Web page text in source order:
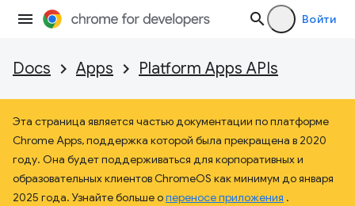
Войти
Docs Apps Platform Apps APIs
Эта страница является частью документации по платформе
Chrome Apps, поддержка которой была прекращена в 2020
году. Она будет поддерживаться для корпоративных и
образовательных клиентов ChromeOS как минимум до января
2025 года. Узнайте больше опереносе приложения .